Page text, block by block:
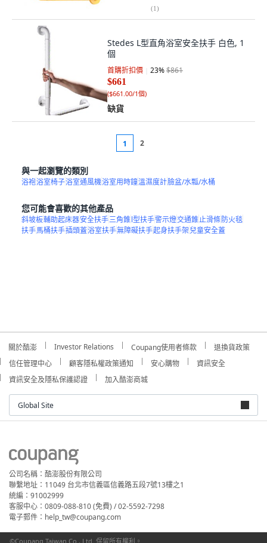
(1)
Stedes L型直角浴室安全扶手 白色, 1
個
首購折扣價 23%$861
$661
($661.00/1個)
缺貨
1 2
與一起瀏覽的類別
浴袍浴室椅子浴室通風機浴室用時鐘溫濕度計臉盆/水瓢/水桶
您可能會喜歡的其他產品
斜坡板輔助起床器安全扶手三角錐l型扶手警示燈交通錐止滑條防火毯
扶手馬桶扶手插頭蓋浴室扶手無障礙扶手起身扶手架兒童安全蓋
關於酷澎 Investor Relations Coupang使用者條款
退換貨政策
信任管理中心
顧客隱私權政策通知 安心購物
資訊安全
資訊安全及隱私保護認證
加入酷澎商城
Global Site
公司名稱：酷澎股份有限公司
聯繫地址：11049 台北市信義區信義路五段7號13樓之1
統編：91002999
客服中心：0809-088-810 (免費) / 02-5592-7298
電子郵件：help_tw@coupang.com
©Coupang Taiwan Co., Ltd. 保留所有權利。